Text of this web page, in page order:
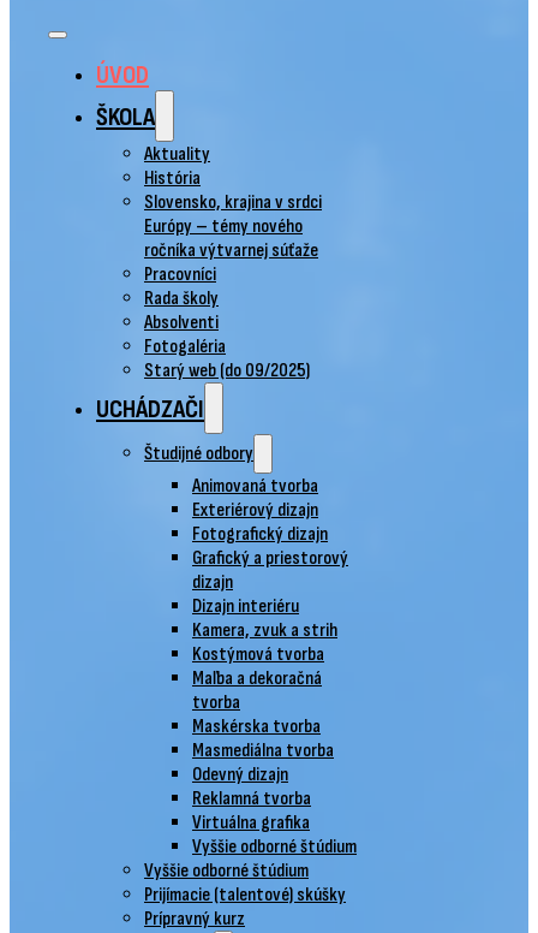
ÚVOD
ŠKOLA
Aktuality
História
Slovensko, krajina v srdci
Európy – témy nového
ročníka výtvarnej súťaže
Pracovníci
Rada školy
Absolventi
Fotogaléria
Starý web (do 09/2025)
UCHÁDZAČI
Študijné odbory
Animovaná tvorba
Exteriérový dizajn
Fotografický dizajn
Grafický a priestorový
dizajn
Dizajn interiéru
Kamera, zvuk a strih
Kostýmová tvorba
Maľba a dekoračná
tvorba
Maskérska tvorba
Masmediálna tvorba
Odevný dizajn
Reklamná tvorba
Virtuálna grafika
Vyššie odborné štúdium
Vyššie odborné štúdium
Prijímacie (talentové) skúšky
Prípravný kurz